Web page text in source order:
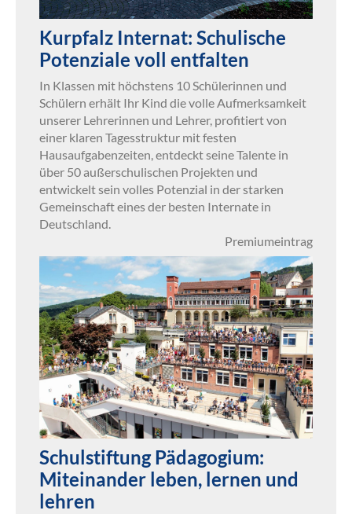
Kurpfalz Internat: Schulische
Potenziale voll entfalten
In Klassen mit höchstens 10 Schülerinnen und
Schülern erhält Ihr Kind die volle Aufmerksamkeit
unserer Lehrerinnen und Lehrer, profitiert von
einer klaren Tagesstruktur mit festen
Hausaufgabenzeiten, entdeckt seine Talente in
über 50 außerschulischen Projekten und
entwickelt sein volles Potenzial in der starken
Gemeinschaft eines der besten Internate in
Deutschland.
Premiumeintrag
Schulstiftung Pädagogium:
Miteinander leben, lernen und
lehren